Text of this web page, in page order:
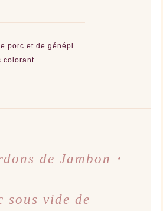
porc et de génépi.
colorant
de Jambon・
sous vide de